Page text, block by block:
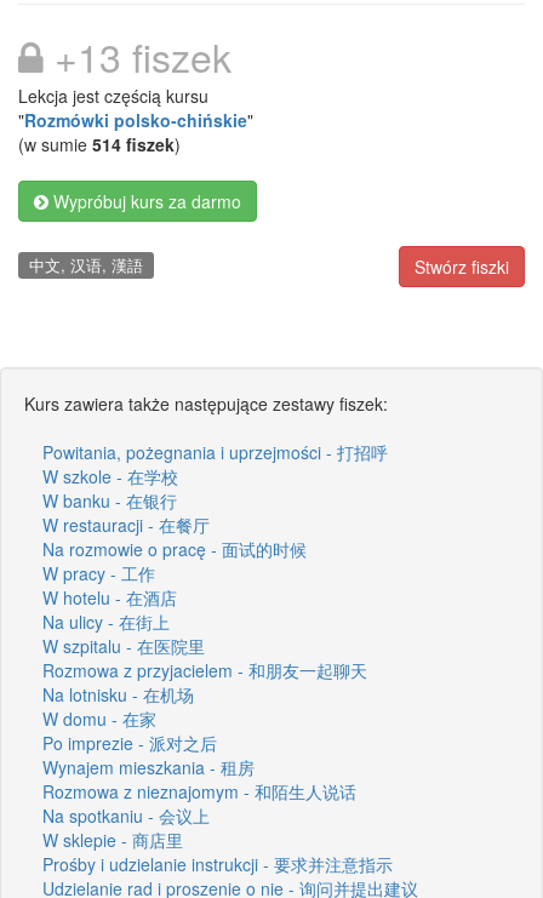
+13 fiszek
Lekcja jest częścią kursu
"Rozmówki polsko-chińskie"
(w sumie 514 fiszek)
Wypróbuj kurs za darmo
Stwórz fiszki
中文, 汉语, 漢語
Kurs zawiera także następujące zestawy fiszek:
Powitania, pożegnania i uprzejmości - 打招呼
W szkole - 在学校
W banku - 在银行
W restauracji - 在餐厅
Na rozmowie o pracę - 面试的时候
W pracy - 工作
W hotelu - 在酒店
Na ulicy - 在街上
W szpitalu - 在医院里
Rozmowa z przyjacielem - 和朋友一起聊天
Na lotnisku - 在机场
W domu - 在家
Po imprezie - 派对之后
Wynajem mieszkania - 租房
Rozmowa z nieznajomym - 和陌生人说话
Na spotkaniu - 会议上
W sklepie - 商店里
Prośby i udzielanie instrukcji - 要求并注意指示
Udzielanie rad i proszenie o nie - 询问并提出建议